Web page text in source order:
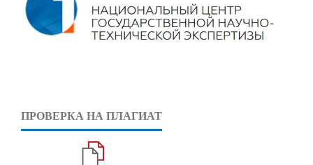
ПРОВЕРКА НА ПЛАГИАТ